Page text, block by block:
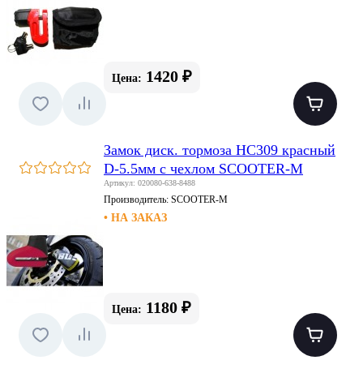
Цена: 1420 ₽
Замок диск. тормоза HC309 красный
D-5.5мм с чехлом SCOOTER-M
Артикул: 020080-638-8488
Производитель: SCOOTER-M
• НА ЗАКАЗ
Цена: 1180 ₽